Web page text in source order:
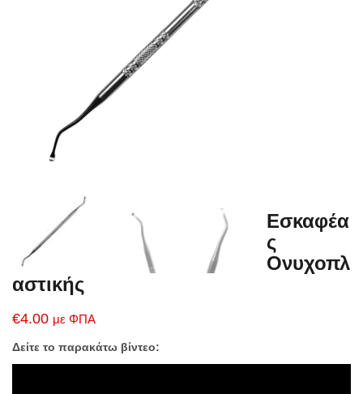
Εσκαφέα
ς
Ονυχοπλ
αστικής
€4.00 με ΦΠΑ
Δείτε το παρακάτω βίντεο: